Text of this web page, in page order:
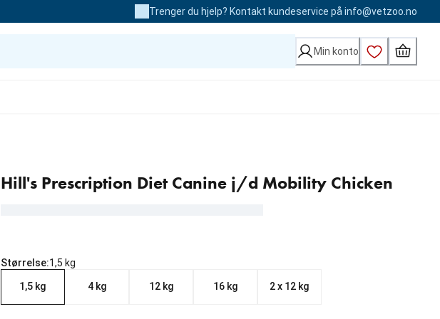
Trenger du hjelp? Kontakt kundeservice på info@vetzoo.no
Min konto
Hill's Prescription Diet Canine j/d Mobility Chicken
Størrelse:1,5 kg
1,5 kg 4 kg 12 kg 16 kg 2 x 12 kg